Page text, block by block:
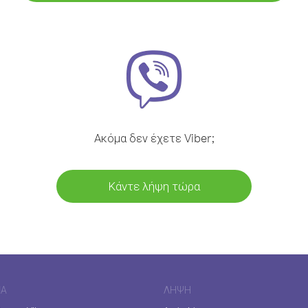
Ακόμα δεν έχετε Viber;
Κάντε λήψη τώρα
ΛΉΨΗ